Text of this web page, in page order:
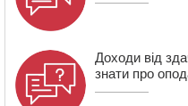
Доходи від
знати про